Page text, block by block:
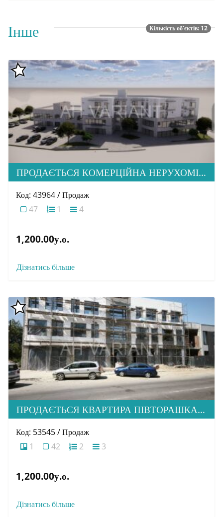
Інше Кількість об'єктів: 12
ПРОДАЄТЬСЯ КОМЕРЦІЙНА НЕРУХОМІСТЬ ПО ВУЛ. Б. ХМЕЛЬНИЦЬКОГО
Код: 43964 / Продаж
47
1 4
1,200.00у.о.
Дізнатись більше
ПРОДАЄТЬСЯ КВАРТИРА ПІВТОРАШКА ( 1.5) В М. УЖГОРОД, ВУЛ. АНДРІЯ ПАЛАЯ
Код: 53545 / Продаж
1
42 2 3
1,200.00у.о.
Дізнатись більше